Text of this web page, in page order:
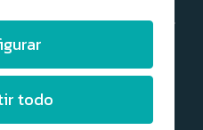
Palmas de Gran Canaria (Islas
España)
37 54
todo